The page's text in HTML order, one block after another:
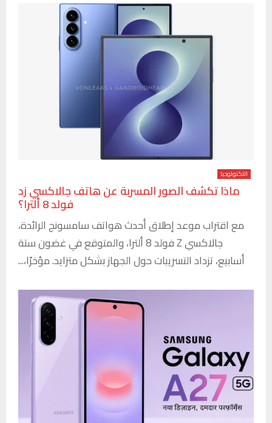
التكنولوجيا
ماذا تكشف الصور المسربة عن هاتف جالاكسي زد
فولد 8 ألترا؟
مع اقتراب موعد إطلاق أحدث هواتف سامسونج الرائدة،
جالاكسي Z فولد 8 ألترا، والمتوقع في غضون ستة
أسابيع، تزداد التسريبات حول الجهاز بشكل متزايد. مؤخرًا،...